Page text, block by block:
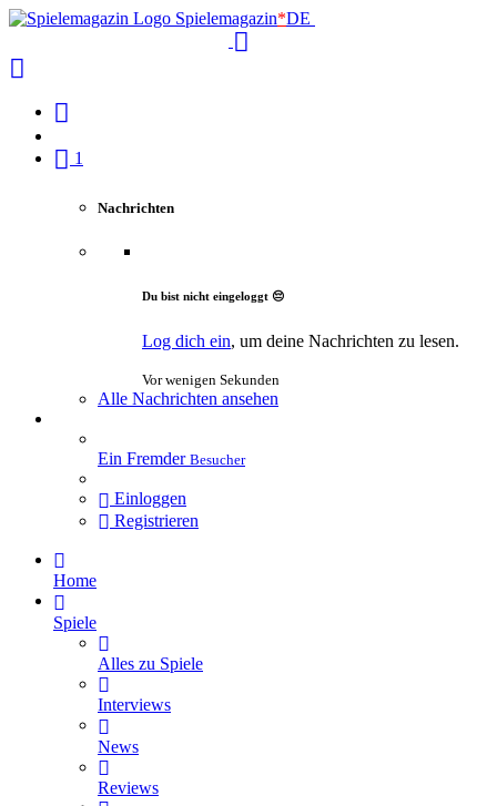
Spielemagazin*DE
1
Nachrichten
Du bist nicht eingeloggt 😔
Log dich ein, um deine Nachrichten zu lesen.
Vor wenigen Sekunden
Alle Nachrichten ansehen
Ein Fremder Besucher
Einloggen
Registrieren
Home
Spiele
Alles zu Spiele
Interviews
News
Reviews